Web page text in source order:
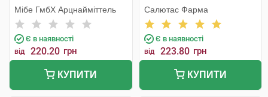
Мібе ГмбХ Арцнайміттель
Є в наявності
від 220.20 грн
КУПИТИ
Салютас Фарма
Є в наявності
від 223.80 грн
КУПИТИ